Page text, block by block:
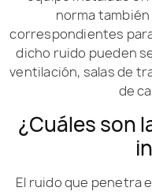
norma
correspondientes
dicho ruido pueden
ventilación, salas de
de
¿Cuáles son
El ruido que penetra